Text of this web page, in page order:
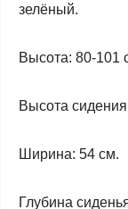
зелёный.
Высота: 80-101
Высота
Ширина: 54 см.
Глубина